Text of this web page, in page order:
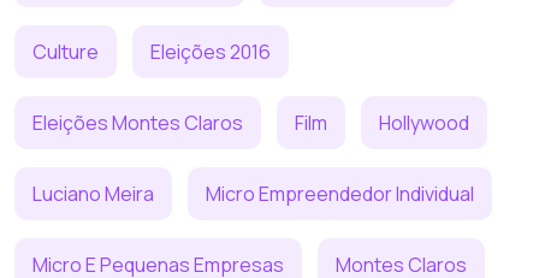
Culture Eleições 2016
Eleições Montes Claros Film Hollywood
Luciano Meira Micro Empreendedor Individual
Micro E Pequenas Empresas Montes Claros